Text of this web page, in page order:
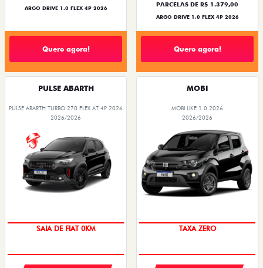
ARGO DRIVE 1.0 FLEX 4P 2026
Quero agora!
PARCELAS DE R$ 1.379,00
ARGO DRIVE 1.0 FLEX 4P 2026
Quero agora!
PULSE ABARTH
PULSE ABARTH TURBO 270 FLEX AT 4P 2026
2026/2026
SAIA DE FIAT 0KM
MOBI
MOBI LIKE 1.0 2026
2026/2026
TAXA ZERO